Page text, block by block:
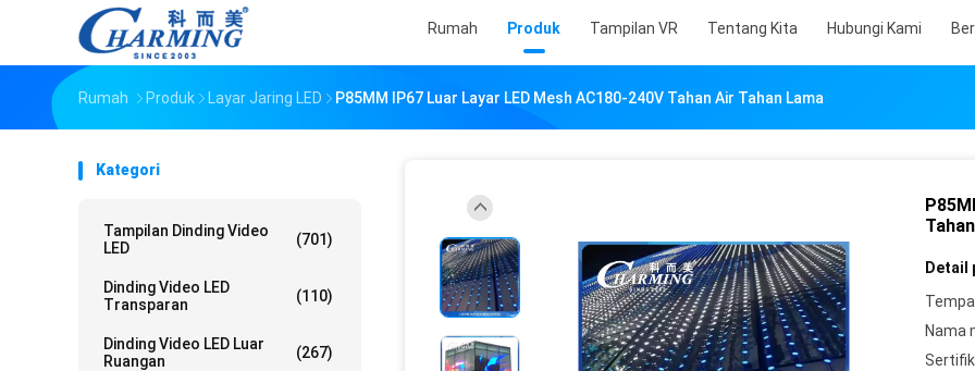
Rumah Produk Tampilan VR Tentang Kita Hubungi Kami
Rumah Produk Layar Jaring LED P85MM IP67 Luar Layar LED Mesh AC180-240V Tahan Air Tahan Lama
Kategori
Tampilan Dinding Video
LED
(701)
Dinding Video LED
Transparan
(110)
Dinding Video LED Luar
Ruangan
(267)
Detail
Nama